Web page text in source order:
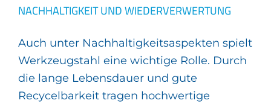
NACHHALTIGKEIT UND WIEDERVERWERTUNG
Auch unter Nachhaltigkeitsaspekten spielt
Werkzeugstahl eine wichtige Rolle. Durch
die lange Lebensdauer und gute
Recycelbarkeit tragen hochwertige